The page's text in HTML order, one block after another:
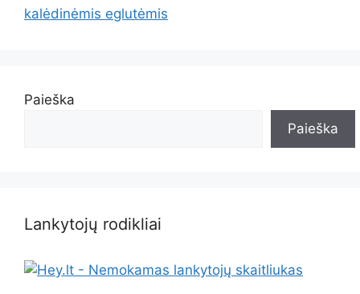
kalėdinėmis eglutėmis
Paieška
Paieška
Lankytojų rodikliai